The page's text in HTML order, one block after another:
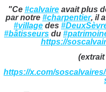
"Ce #calvaireavait plus
par notre #charpentier, il
#village des
#bâtisseurs du
https://
https://x.com/